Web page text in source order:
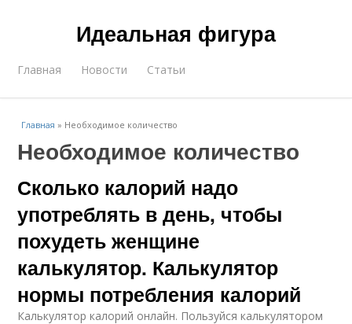
Идеальная фигура
Главная Новости Статьи
Главная » Необходимое количество
Необходимое количество
Сколько калорий надо
употреблять в день, чтобы
похудеть женщине
калькулятор. Калькулятор
нормы потребления калорий
Калькулятор калорий онлайн. Пользуйся калькулятором